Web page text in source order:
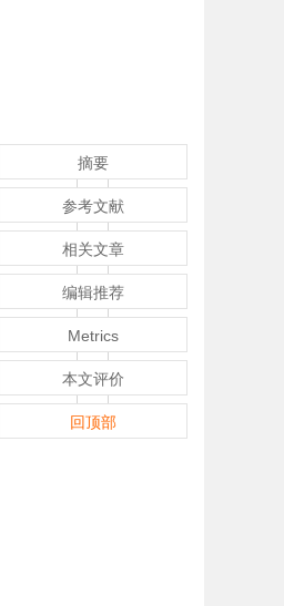
摘要
参考文献
相关文章
编辑推荐
Metrics
本文评价
回顶部